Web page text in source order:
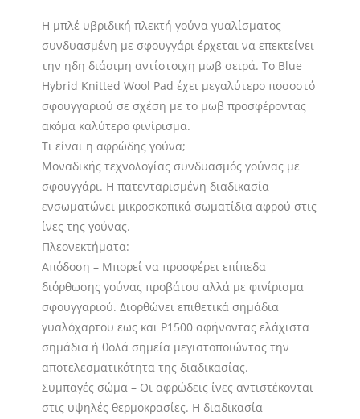
Η μπλέ υβριδική πλεκτή γούνα γυαλίσματος
συνδυασμένη με σφουγγάρι έρχεται να επεκτείνει
την ηδη διάσιμη αντίστοιχη μωβ σειρά. Το Blue
Hybrid Knitted Wool Pad έχει μεγαλύτερο ποσοστό
σφουγγαριού σε σχέση με το μωβ προσφέροντας
ακόμα καλύτερο φινίρισμα.
Τι είναι η αφρώδης γούνα;
Μοναδικής τεχνολογίας συνδυασμός γούνας με
σφουγγάρι. Η πατενταρισμένη διαδικασία
ενσωματώνει μικροσκοπικά σωματίδια αφρού στις
ίνες της γούνας.
Πλεονεκτήματα:
Απόδοση – Μπορεί να προσφέρει επίπεδα
διόρθωσης γούνας προβάτου αλλά με φινίρισμα
σφουγγαριού. Διορθώνει επιθετικά σημάδια
γυαλόχαρτου εως και P1500 αφήνοντας ελάχιστα
σημάδια ή θολά σημεία μεγιστοποιώντας την
αποτελεσματικότητα της διαδικασίας.
Συμπαγές σώμα – Οι αφρώδεις ίνες αντιστέκονται
στις υψηλές θερμοκρασίες. Η διαδικασία